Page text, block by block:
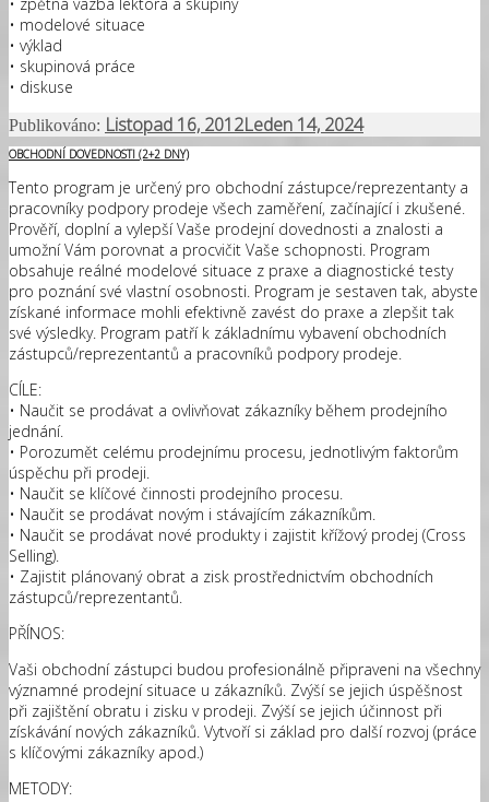
• zpětná vazba lektora a skupiny
• modelové situace
• výklad
• skupinová práce
• diskuse
Publikováno: Listopad 16, 2012Leden 14, 2024
OBCHODNÍ DOVEDNOSTI (2+2 DNY)
Tento program je určený pro obchodní zástupce/reprezentanty a
pracovníky podpory prodeje všech zaměření, začínající i zkušené.
Prověří, doplní a vylepší Vaše prodejní dovednosti a znalosti a
umožní Vám porovnat a procvičit Vaše schopnosti. Program
obsahuje reálné modelové situace z praxe a diagnostické testy
pro poznání své vlastní osobnosti. Program je sestaven tak, abyste
získané informace mohli efektivně zavést do praxe a zlepšit tak
své výsledky. Program patří k základnímu vybavení obchodních
zástupců/reprezentantů a pracovníků podpory prodeje.
CÍLE:
• Naučit se prodávat a ovlivňovat zákazníky během prodejního
jednání.
• Porozumět celému prodejnímu procesu, jednotlivým faktorům
úspěchu při prodeji.
• Naučit se klíčové činnosti prodejního procesu.
• Naučit se prodávat novým i stávajícím zákazníkům.
• Naučit se prodávat nové produkty i zajistit křížový prodej (Cross
Selling).
• Zajistit plánovaný obrat a zisk prostřednictvím obchodních
zástupců/reprezentantů.
PŘÍNOS:
Vaši obchodní zástupci budou profesionálně připraveni na všechny
významné prodejní situace u zákazníků. Zvýší se jejich úspěšnost
při zajištění obratu i zisku v prodeji. Zvýší se jejich účinnost při
získávání nových zákazníků. Vytvoří si základ pro další rozvoj (práce
s klíčovými zákazníky apod.)
METODY: